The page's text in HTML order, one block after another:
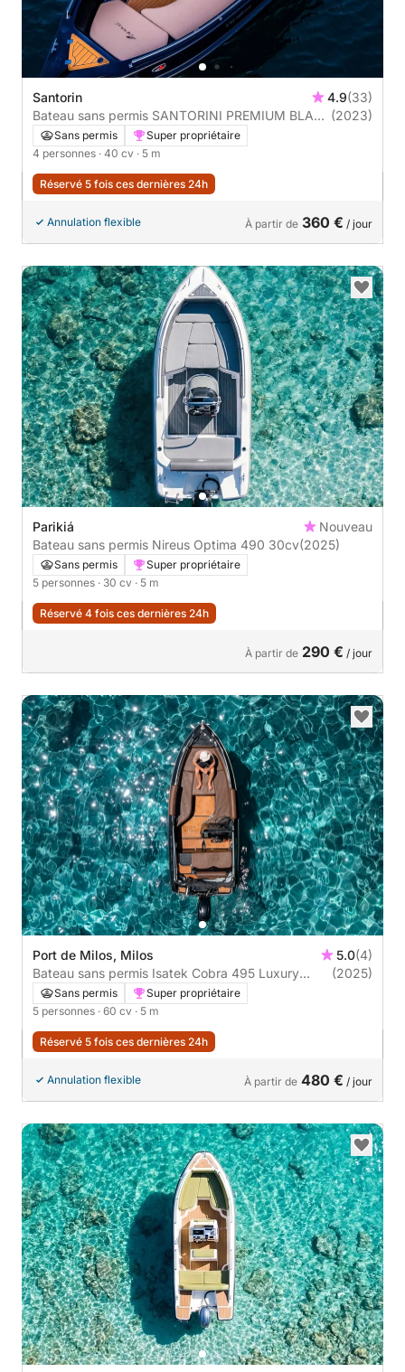
Santorin 4.9(33)
Bateau sans permis SANTORINI PREMIUM BLACK
40cv
(2023)
Sans permis
Super propriétaire
4 personnes · 40 cv · 5 m
Réservé 5 fois ces dernières 24h
Annulation flexible À partir de 360 € / jour
Parikiá
Nouveau
Bateau sans permis Nireus Optima 490 30cv(2025)
Sans permis
Super propriétaire
5 personnes · 30 cv · 5 m
Réservé 4 fois ces dernières 24h
À partir de 290 € / jour
Port de Milos, Milos 5.0(4)
Bateau sans permis Isatek Cobra 495 Luxury
Edition 60cv
(2025)
Sans permis
Super propriétaire
5 personnes · 60 cv · 5 m
Réservé 5 fois ces dernières 24h
Annulation flexible À partir de 480 € / jour